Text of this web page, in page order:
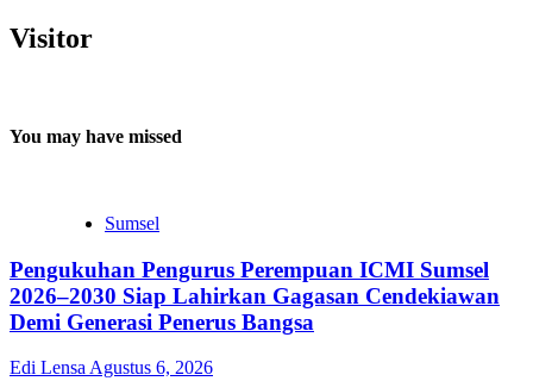
Visitor
You may have missed
Sumsel
Pengukuhan Pengurus Perempuan ICMI Sumsel
2026–2030 Siap Lahirkan Gagasan Cendekiawan
Demi Generasi Penerus Bangsa
Edi Lensa Agustus 6, 2026